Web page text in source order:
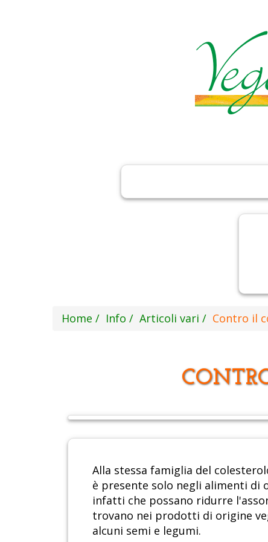
Home Info Articoli vari Contro il
Alla stessa famiglia del
è presente solo negli alimenti di
infatti che possano ridurre
trovano nei prodotti di origine
alcuni semi e legumi.